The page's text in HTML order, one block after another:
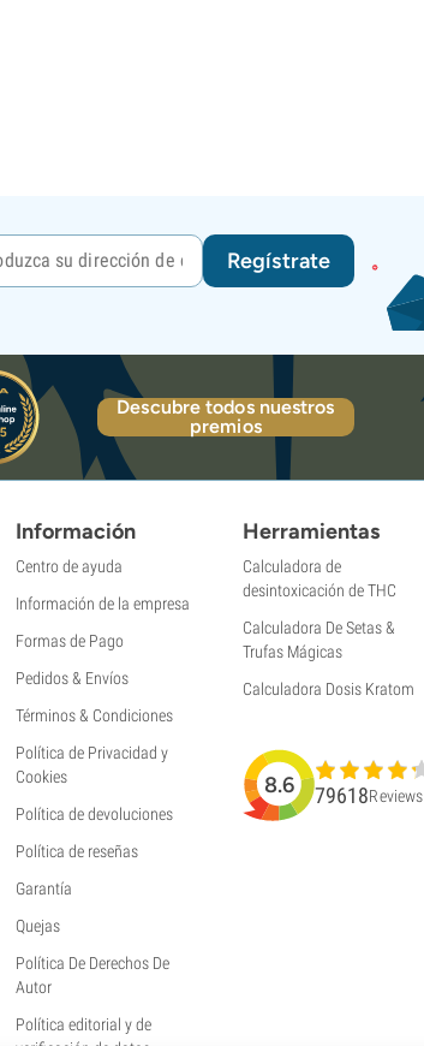
Regístrate
Descubre todos nuestros
premios
Información
Centro de ayuda
Información de la empresa
Formas de Pago
Pedidos & Envíos
Términos & Condiciones
Política de Privacidad y
Cookies
Política de devoluciones
Política de reseñas
Garantía
Quejas
Política De Derechos De
Autor
Política editorial y de
Herramientas
Calculadora de
desintoxicación de THC
Calculadora De Setas &
Trufas Mágicas
Calculadora Dosis Kratom
8.6 79618Reviews